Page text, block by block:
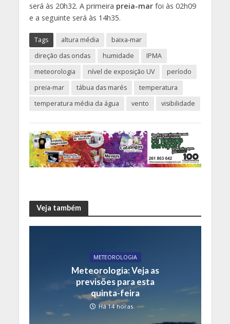
será às 20h32. A primeira preia-mar foi às 02h09
e a seguinte será às 14h35.
Tags altura média
baixa-mar
direção das ondas
humidade
IPMA
meteorologia
nível de exposição UV
período
preia-mar
tábua das marés
temperatura
temperatura média da água
vento visibilidade
Veja também
METEOROLOGIA
Meteorologia: Veja as
previsões para esta
quinta-feira
Há 14 horas